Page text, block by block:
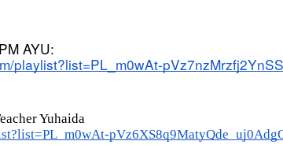
AYU:
playlist?list=PL_m0wAt-
Yuhaida